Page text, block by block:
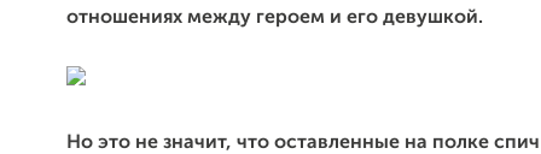
отношениях между героем и его девушкой.
Но это не значит, что оставленные на полке